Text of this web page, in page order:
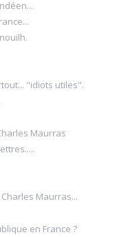
"idiots utiles".
Maurras
Maurras...
en France ?